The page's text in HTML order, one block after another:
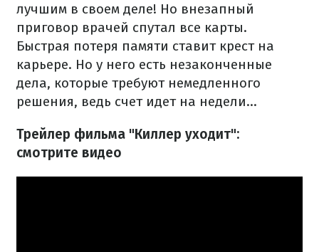
лучшим в своем деле! Но внезапный
приговор врачей спутал все карты.
Быстрая потеря памяти ставит крест на
карьере. Но у него есть незаконченные
дела, которые требуют немедленного
решения, ведь счет идет на недели...
Трейлер фильма "Киллер уходит":
смотрите видео